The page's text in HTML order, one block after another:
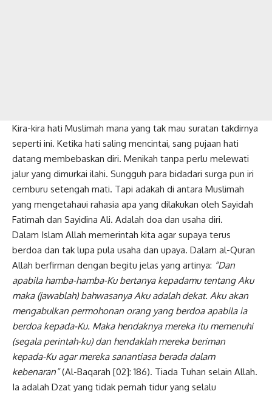
Kira-kira hati Muslimah mana yang tak mau suratan takdirnya
seperti ini. Ketika hati saling mencintai, sang pujaan hati
datang membebaskan diri. Menikah tanpa perlu melewati
jalur yang dimurkai ilahi. Sungguh para bidadari surga pun iri
cemburu setengah mati. Tapi adakah di antara Muslimah
yang mengetahaui rahasia apa yang dilakukan oleh Sayidah
Fatimah dan Sayidina Ali. Adalah doa dan usaha diri.
Dalam Islam Allah memerintah kita agar supaya terus
berdoa dan tak lupa pula usaha dan upaya. Dalam al-Quran
Allah berfirman dengan begitu jelas yang artinya: “Dan
apabila hamba-hamba-Ku bertanya kepadamu tentang Aku
maka (jawablah) bahwasanya Aku adalah dekat. Aku akan
mengabulkan permohonan orang yang berdoa apabila ia
berdoa kepada-Ku. Maka hendaknya mereka itu memenuhi
(segala perintah-ku) dan hendaklah mereka beriman
kepada-Ku agar merekasanantiasa berada dalam
kebenaran”(Al-Baqarah [02]: 186). Tiada Tuhan selain Allah.
Ia adalah Dzat yang tidak pernah tidur yang selalu